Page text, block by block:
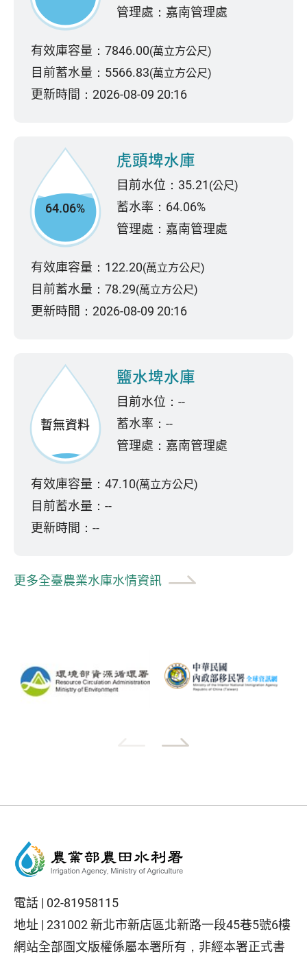
管理處：嘉南管理處
有效庫容量：7846.00(萬立方公尺)
目前蓄水量：5566.83(萬立方公尺)
更新時間：2026-08-09 20:16
64.06%
虎頭埤水庫
目前水位：35.21 (公尺)
蓄水率：64.06%
管理處：嘉南管理處
有效庫容量：122.20(萬立方公尺)
目前蓄水量：78.29(萬立方公尺)
更新時間：2026-08-09 20:16
暫無資料
鹽水埤水庫
目前水位：--
蓄水率：--
管理處：嘉南管理處
有效庫容量：47.10(萬立方公尺)
目前蓄水量：--
更新時間：--
更多全臺農業水庫水情資訊
電話 | 02-81958115
地址 | 231002 新北市新店區北新路一段45巷5號6樓
網站全部圖文版權係屬本署所有，非經本署正式書